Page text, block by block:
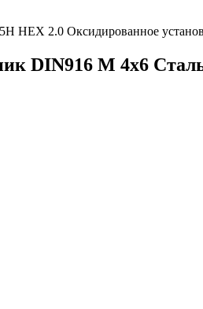
HEX 2.0 Оксидированное
DIN916 М 4х6